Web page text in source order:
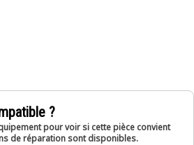
?
pour voir si cette pièce convient
de réparation sont disponibles.